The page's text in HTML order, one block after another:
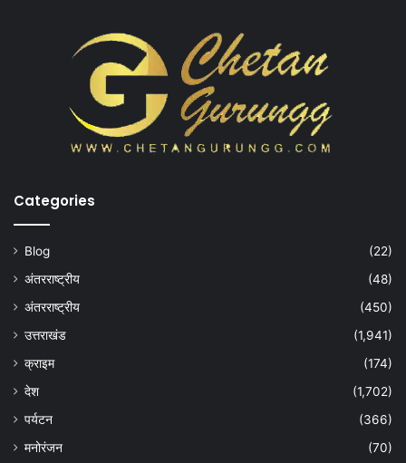
Categories
Blog
(22)
अंतरराष्ट्रीय
(48)
अंतरराष्ट्रीय
(450)
उत्तराखंड
(1,941)
क्राइम
(174)
देश
(1,702)
पर्यटन
(366)
मनोरंजन
(70)